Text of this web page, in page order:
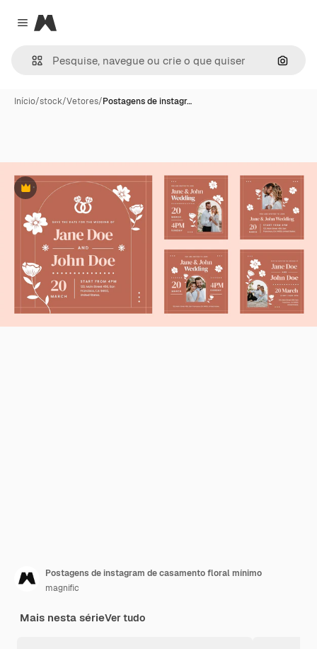
Close menu
Magnific
Início/stock/Vetores/Postagens de instagr…
Premium
Postagens de instagram de casamento floral mínimo
magnific
Mais nesta sérieVer tudo